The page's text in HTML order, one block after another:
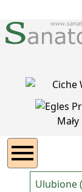
Ulubione